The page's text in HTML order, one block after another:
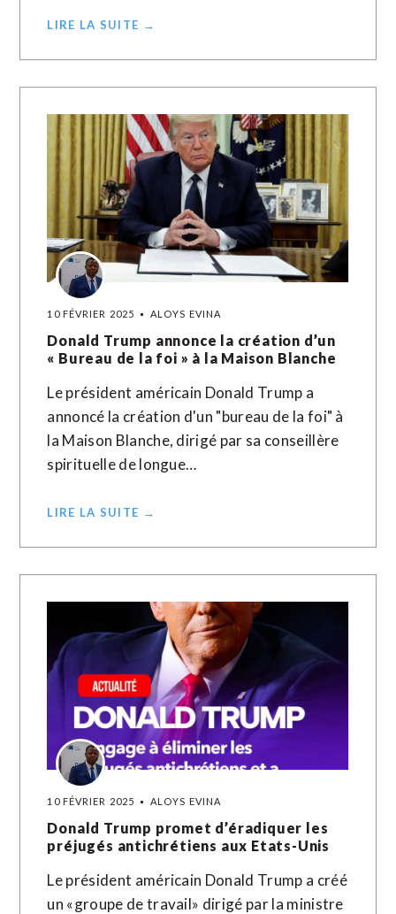
LIRE LA SUITE →
10 FÉVRIER 2025 ALOYS EVINA
Donald Trump annonce la création d’un
« Bureau de la foi » à la Maison Blanche
Le président américain Donald Trump a
annoncé la création d'un "bureau de la foi" à
la Maison Blanche, dirigé par sa conseillère
spirituelle de longue…
LIRE LA SUITE →
10 FÉVRIER 2025 ALOYS EVINA
Donald Trump promet d’éradiquer les
préjugés antichrétiens aux Etats-Unis
Le président américain Donald Trump a créé
un «groupe de travail» dirigé par la ministre